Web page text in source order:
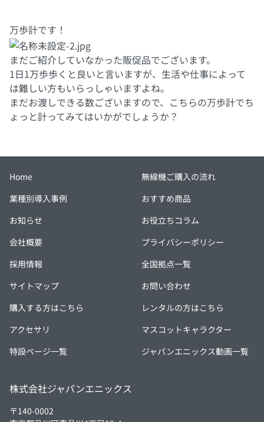
万歩計です！
まだご紹介していなかった販促品でございます。
1日1万歩歩くと良いと言いますが、生活や仕事によって
は難しい方もいらっしゃいますよね。
まだお渡しできる数ございますので、こちらの万歩計でち
ょっと計ってみてはいかがでしょうか？
Home
無線機ご購入の流れ
業種別導入事例
おすすめ商品
お知らせ
お役立ちコラム
会社概要
プライバシーポリシー
採用情報
全国拠点一覧
サイトマップ
お問い合わせ
購入する方はこちら
レンタルの方はこちら
アクセサリ
マスコットキャラクター
特設ページ一覧
ジャパンエニックス動画一覧
株式会社ジャパンエニックス
〒140-0002